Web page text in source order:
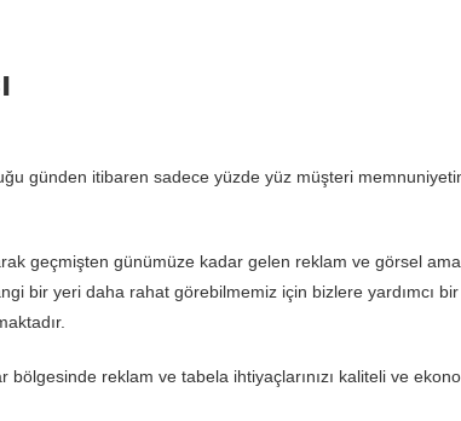
günden itibaren sadece yüzde yüz müşteri
geçmişten günümüze kadar gelen reklam ve görsel
bir yeri daha rahat görebilmemiz için bizlere yardımcı
bölgesinde reklam ve tabela ihtiyaçlarınızı kaliteli ve